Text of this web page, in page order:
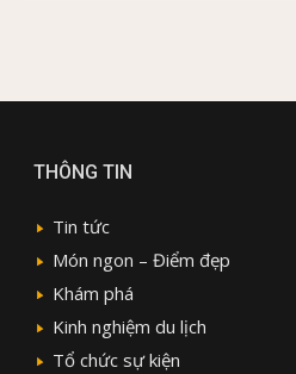
THÔNG TIN
Tin tức
Món ngon – Điểm đẹp
Khám phá
Kinh nghiệm du lịch
Tổ chức sự kiện